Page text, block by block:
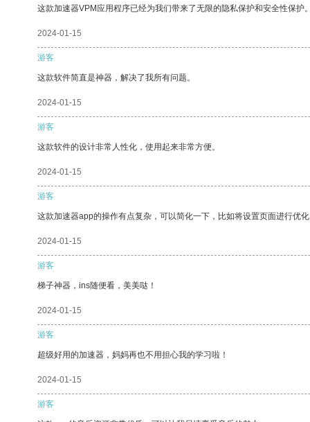
这款加速器VPM应用程序已经为我们带来了无限的隐私保护和安全性保护
2024-01-15
游客
这款软件简直是神器，解决了我所有问题。
2024-01-15
游客
这款软件的设计非常人性化，使用起来非常方便。
2024-01-15
游客
这款加速器app的操作有点复杂，可以简化一下，比如将设置页面进行优
2024-01-15
游客
梯子神器，ins随便看，美美哒！
2024-01-15
游客
超级好用的加速器，妈妈再也不用担心我的学习啦！
2024-01-15
游客